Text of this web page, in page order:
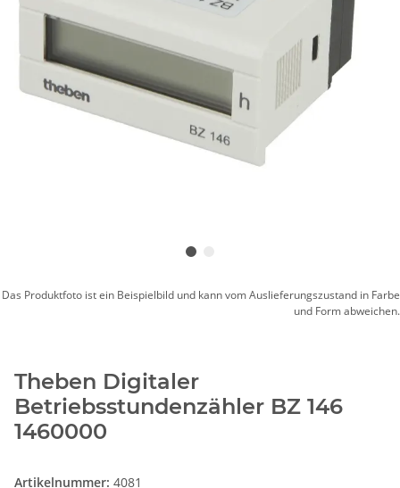
Das Produktfoto ist ein Beispielbild und kann vom Auslieferungszustand in Farbe
und Form abweichen.
Theben Digitaler
Betriebsstundenzähler BZ 146
1460000
Artikelnummer: 4081